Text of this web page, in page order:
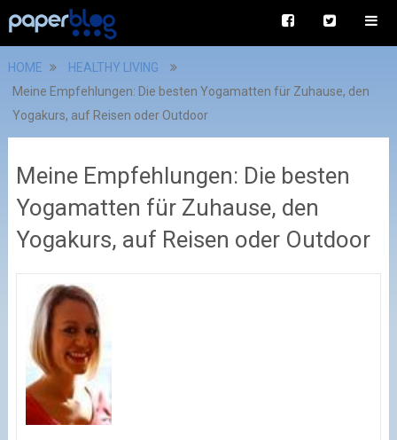
HOME
HEALTHY LIVING
Meine Empfehlungen: Die besten Yogamatten für Zuhause, den
Yogakurs, auf Reisen oder Outdoor
Meine Empfehlungen: Die besten
Yogamatten für Zuhause, den
Yogakurs, auf Reisen oder Outdoor